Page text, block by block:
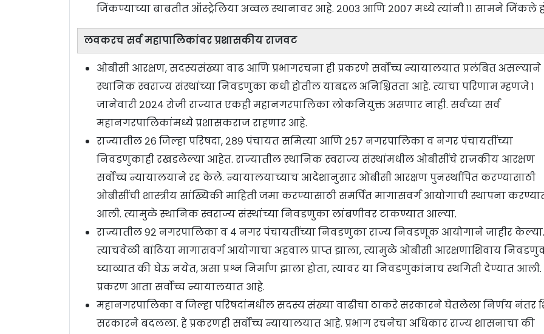
जिंकण्याच्या बाबतीत ऑस्ट्रेलिया अव्वल स्थानावर आहे. २००३ आणि २००७ मध्ये त्यांनी ११ सामने जिंकले
लवकरच सर्व महापालिकांवर प्रशासकीय राजवट
ओबीसी आरक्षण, सदस्यसंख्या वाढ आणि प्रभागरचना ही प्रकरणे सर्वोच्च न्यायालयात प्रलंबित असल्याने
स्थानिक स्वराज्य संस्थांच्या निवडणुका कधी होतील याबद्दल अनिश्चितता आहे. त्याचा परिणाम म्हणजे १
जानेवारी २०२४ रोजी राज्यात एकही महानगरपालिका लोकनियुक्त असणार नाही. सर्वच्या सर्व
महानगरपालिकांमध्ये प्रशासकराज राहणार आहे.
राज्यातील २६ जिल्हा परिषदा, २८९ पंचायत समित्या आणि २५७ नगरपालिका व नगर पंचायतींच्या
निवडणुकाही रखडलेल्या आहेत. राज्यातील स्थानिक स्वराज्य संस्थांमधील ओबीसींचे राजकीय आरक्षण
सर्वोच्च न्यायालयाने रद्द केले. न्यायालयाच्याच आदेशानुसार ओबीसी आरक्षण पुनर्स्थापित करण्यासाठी
ओबीसींची शास्त्रीय सांख्यिकी माहिती जमा करण्यासाठी समर्पित मागासवर्ग आयोगाची स्थापना
आली. त्यामुळे स्थानिक स्वराज्य संस्थांच्या निवडणुका लांबणीवर टाकण्यात आल्या.
राज्यातील ९२ नगरपालिका व ४ नगर पंचायतींच्या निवडणुका राज्य निवडणूक आयोगाने जाहीर केल्या.
त्याचवेळी बांठिया मागासवर्ग आयोगाचा अहवाल प्राप्त झाला, त्यामुळे ओबीसी आरक्षणाशिवाय
घ्याव्यात की घेऊ नयेत, असा प्रश्न निर्माण झाला होता, त्यावर या निवडणुकांनाच स्थगिती देण्यात आली.
प्रकरण आता सर्वोच्च न्यायालयात आहे.
महानगरपालिका व जिल्हा परिषदांमधील सदस्य संख्या वाढीचा ठाकरे सरकारने घेतलेला निर्णय नंतर
सरकारने बदलला. हे प्रकरणही सर्वोच्च न्यायालयात आहे. प्रभाग रचनेचा अधिकार राज्य शासनाचा की